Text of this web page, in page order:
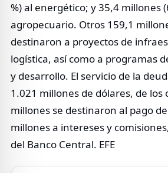
%) al energético; y 35,4 millones
agropecuario. Otros 159,1
destinaron a proyectos de
logística, así como a programas
y desarrollo. El servicio de la
1.021 millones de dólares, de los
millones se destinaron al pago
millones a intereses y
del Banco Central. EFE